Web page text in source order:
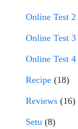
Online Test 2
Online Test
Online Test
Recipe (18)
Reviews (16)
Setu (8)